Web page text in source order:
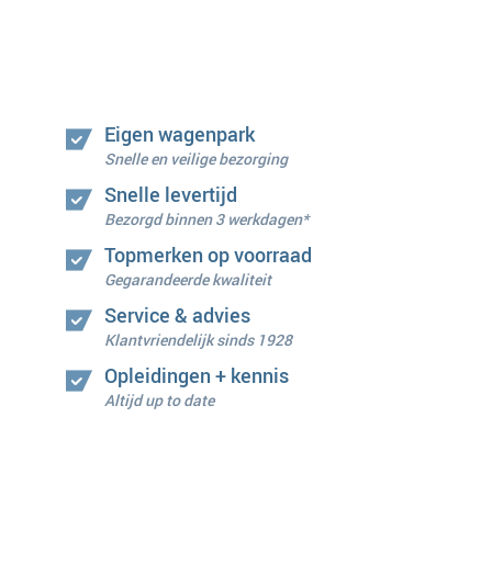
Eigen wagenpark
Snelle en veilige bezorging
Snelle levertijd
Bezorgd binnen 3 werkdagen*
Topmerken op voorraad
Gegarandeerde kwaliteit
Service & advies
Klantvriendelijk sinds 1928
Opleidingen + kennis
Altijd up to date